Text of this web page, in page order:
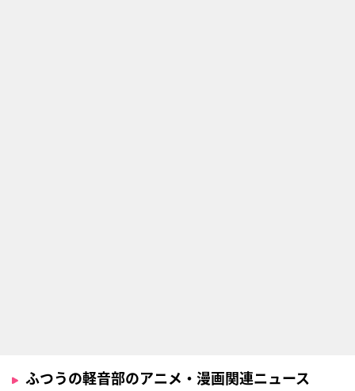
ふつうの軽音部のアニメ・漫画関連ニュース